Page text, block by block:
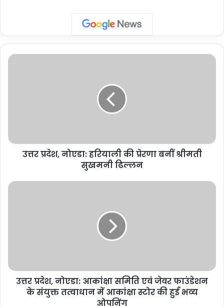
उत्तर
सुखमनी
ढिल्लनउत्तर प्रदेश, नोएडा: हरियाली की प्रेरणा बनीं श्रीमती
सुखमनी ढिल्लन
उत्तर
के
संयुक्तउत्तर प्रदेश, नोएडा: आकांक्षा समिति एवं जेवर फाउंडेशन
के संयुक्त तत्वाधान में आकांक्षा स्टोर की हुई भव्य
ओपनिंग